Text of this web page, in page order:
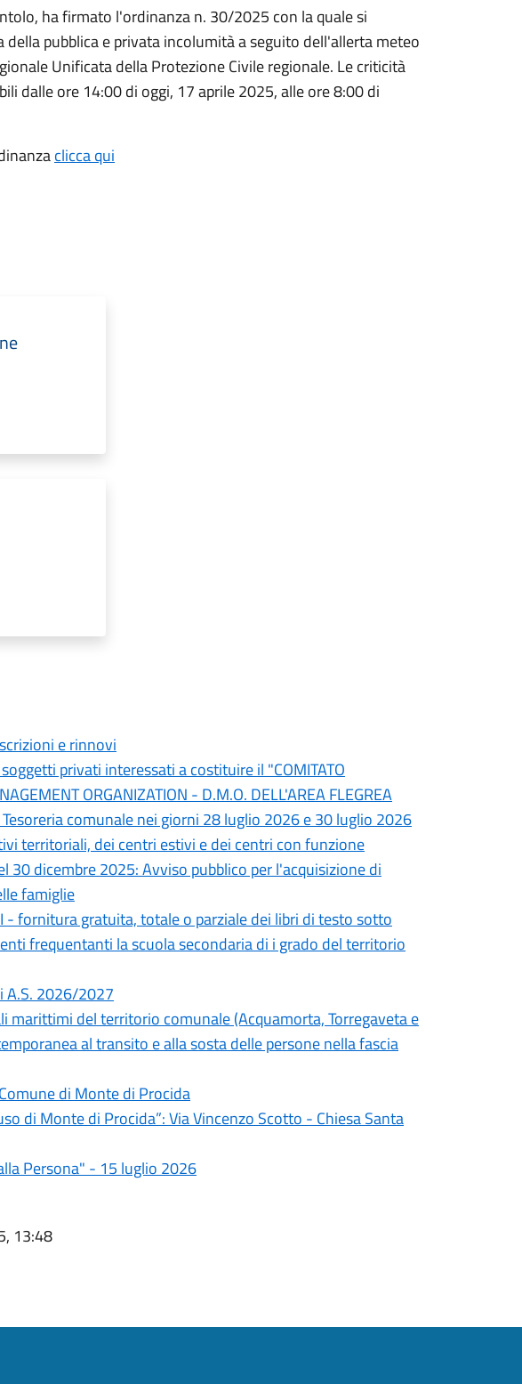
ha firmato l'ordinanza n. 30/2025 con la quale si
pubblica e privata incolumità a seguito dell'allerta meteo
Unificata della Protezione Civile regionale. Le criticità
dalle ore 14:00 di oggi, 17 aprile 2025, alle ore 8:00 di
clicca qui
e rinnovi
privati interessati a costituire il "COMITATO
ORGANIZATION - D.M.O. DELL'AREA FLEGREA
comunale nei giorni 28 luglio 2026 e 30 luglio 2026
territoriali, dei centri estivi e dei centri con funzione
30 dicembre 2025: Avviso pubblico per l'acquisizione di
famiglie
- fornitura gratuita, totale o parziale dei libri di testo sotto
frequentanti la scuola secondaria di i grado del territorio
A.S. 2026/2027
marittimi del territorio comunale (Acquamorta, Torregaveta e
al transito e alla sosta delle persone nella fascia
di Monte di Procida
di Monte di Procida”: Via Vincenzo Scotto - Chiesa Santa
Persona" - 15 luglio 2026
13:48